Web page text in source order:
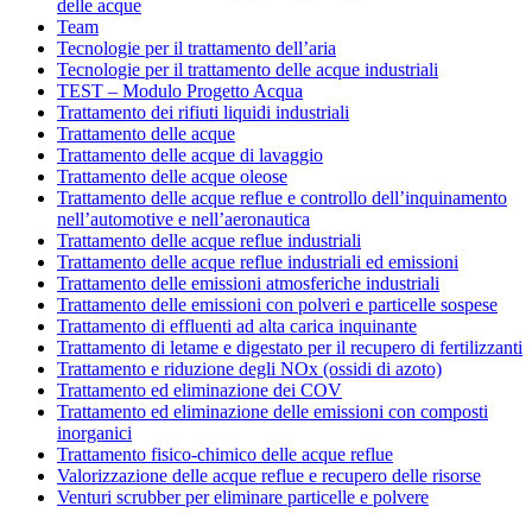
delle acque
Team
Tecnologie per il trattamento dell’aria
Tecnologie per il trattamento delle acque industriali
TEST – Modulo Progetto Acqua
Trattamento dei rifiuti liquidi industriali
Trattamento delle acque
Trattamento delle acque di lavaggio
Trattamento delle acque oleose
Trattamento delle acque reflue e controllo dell’inquinamento
nell’automotive e nell’aeronautica
Trattamento delle acque reflue industriali
Trattamento delle acque reflue industriali ed emissioni
Trattamento delle emissioni atmosferiche industriali
Trattamento delle emissioni con polveri e particelle sospese
Trattamento di effluenti ad alta carica inquinante
Trattamento di letame e digestato per il recupero di fertilizzanti
Trattamento e riduzione degli NOx (ossidi di azoto)
Trattamento ed eliminazione dei COV
Trattamento ed eliminazione delle emissioni con composti
inorganici
Trattamento fisico-chimico delle acque reflue
Valorizzazione delle acque reflue e recupero delle risorse
Venturi scrubber per eliminare particelle e polvere